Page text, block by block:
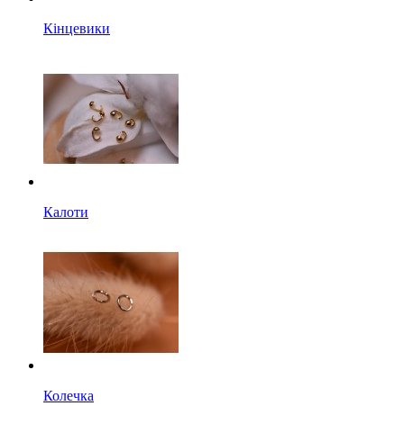
Кінцевики
Калоти
Колечка